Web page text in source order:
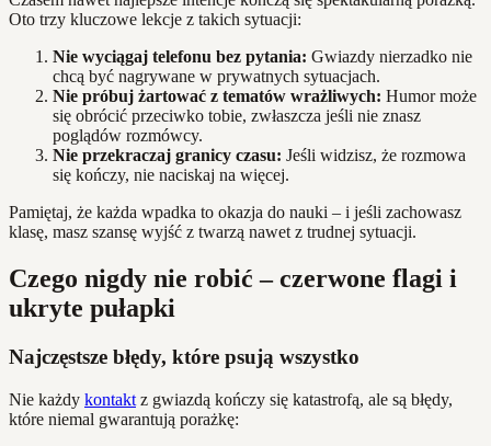
Oto trzy kluczowe lekcje z takich sytuacji:
Nie wyciągaj telefonu bez pytania: Gwiazdy nierzadko nie
chcą być nagrywane w prywatnych sytuacjach.
Nie próbuj żartować z tematów wrażliwych: Humor może
się obrócić przeciwko tobie, zwłaszcza jeśli nie znasz
poglądów rozmówcy.
Nie przekraczaj granicy czasu: Jeśli widzisz, że rozmowa
się kończy, nie naciskaj na więcej.
Pamiętaj, że każda wpadka to okazja do nauki – i jeśli zachowasz
klasę, masz szansę wyjść z twarzą nawet z trudnej sytuacji.
Czego nigdy nie robić – czerwone flagi i
ukryte pułapki
Najczęstsze błędy, które psują wszystko
Nie każdy kontakt z gwiazdą kończy się katastrofą, ale są błędy,
które niemal gwarantują porażkę: